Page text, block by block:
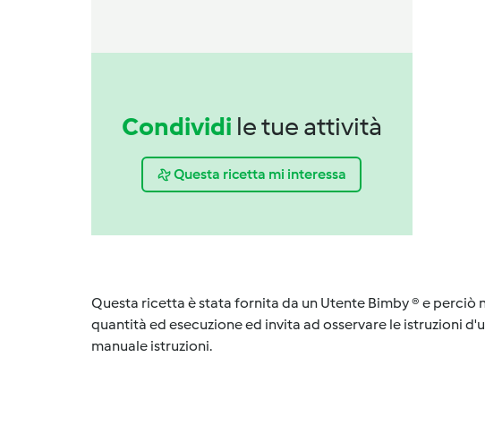
Condividi le tue attività
Questa ricetta mi interessa
Questa ricetta è stata fornita da un Utente Bimby ® e perciò
quantità ed esecuzione ed invita ad osservare le istruzioni
manuale istruzioni.